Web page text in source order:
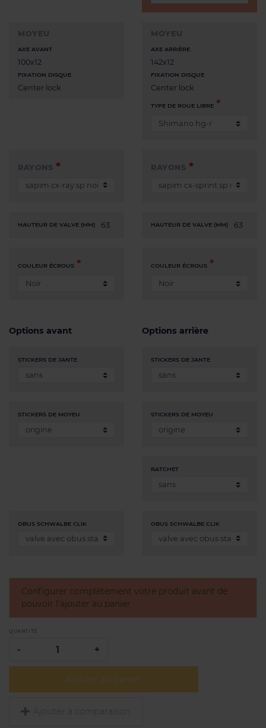
MOYEU
AXE AVANT
100x12
FIXATION DISQUE
Center lock
RAYONS
HAUTEUR DE VALVE (MM) 63
COULEUR ÉCROUS
MOYEU
AXE ARRIÈRE
142x12
FIXATION DISQUE
Center lock
TYPE DE ROUE LIBRE
RAYONS
HAUTEUR DE VALVE (MM) 63
COULEUR ÉCROUS
Options avant
STICKERS DE JANTE
STICKERS DE MOYEU
OBUS SCHWALBE CLIK
Options arrière
STICKERS DE JANTE
STICKERS DE MOYEU
RATCHET
OBUS SCHWALBE CLIK
Configurer complètement votre produit avant de
pouvoir l'ajouter au panier
QUANTITÉ
- +
Ajouter au panier
Ajouter à comparaison